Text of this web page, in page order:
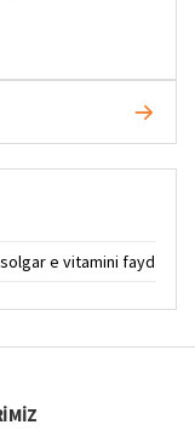
solgar e vitamini faydaları